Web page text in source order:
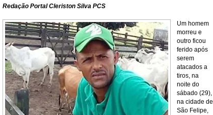
Redação Portal Cleriston Silva PCS
Um homem
morreu e
outro ficou
ferido após
serem
atacados a
tiros, na
noite do
sábado (29),
na cidade de
São Felipe,